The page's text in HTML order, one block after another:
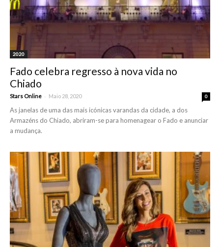
2020
Fado celebra regresso à nova vida no
Chiado
Stars Online - Maio 28, 2020 0
As janelas de uma das mais icónicas varandas da cidade, a dos
Armazéns do Chiado, abriram-se para homenagear o Fado e anunciar
a mudança.